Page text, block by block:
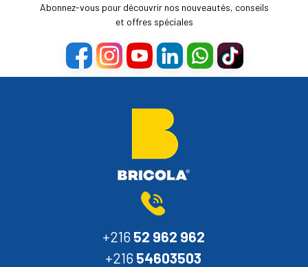
Abonnez-vous pour découvrir nos nouveautés, conseils
et offres spéciales
+216 52 962 962
+216 54603503